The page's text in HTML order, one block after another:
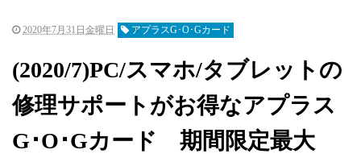
2020年7月31日金曜日 アプラスG･O･Gカード
(2020/7)PC/スマホ/タブレットの
修理サポートがお得なアプラス
G･O･Gカード 期間限定最大